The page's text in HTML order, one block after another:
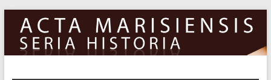
content